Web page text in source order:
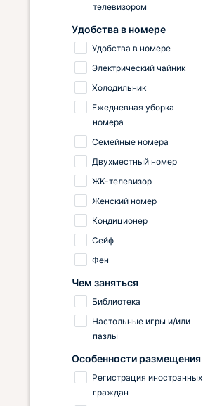
телевизором
Удобства в номере
Удобства в номере
Электрический чайник
Холодильник
Ежедневная уборка
номера
Семейные номера
Двухместный номер
ЖК-телевизор
Женский номер
Кондиционер
Сейф
Фен
Чем заняться
Библиотека
Настольные игры и/или
пазлы
Особенности размещения
Регистрация иностранных
граждан